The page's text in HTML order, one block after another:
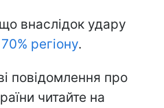
внаслідок удару
регіону.
повідомлення про
читайте на